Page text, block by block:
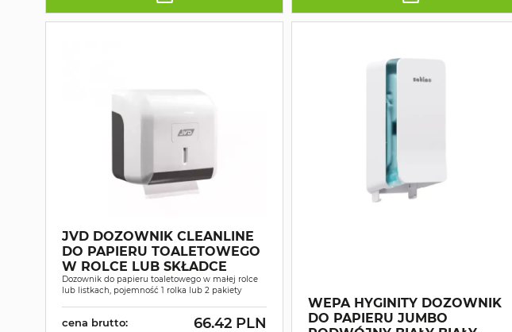
JVD DOZOWNIK CLEANLINE
DO PAPIERU TOALETOWEGO
W ROLCE LUB SKŁADCE
Dozownik do papieru toaletowego w małej rolce
lub listkach, pojemność 1 rolka lub 2 pakiety
cena brutto: 66.42 PLN
WEPA HYGINITY DOZOWNIK
DO PAPIERU JUMBO